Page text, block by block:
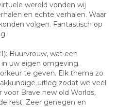
wereld vonden wij
en echte verhalen. Waar
volgen. Fantastisch op
Buurvrouw, wat een
uw eigen omgeving.
te geven. Elk thema zo
uitleg zodat we veel
voor Brave new old Worlds,
rest. Zeer genegen en